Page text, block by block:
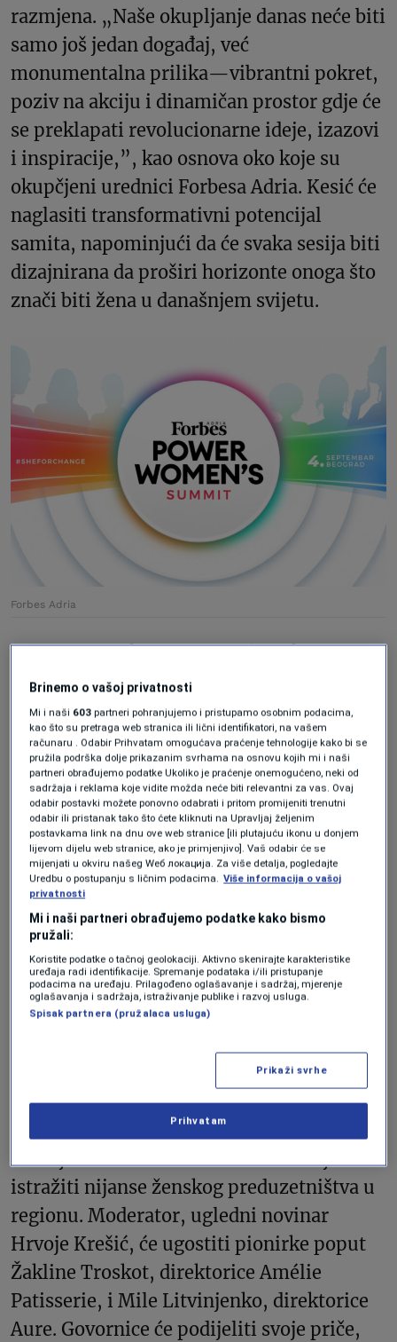
razmjena. „Naše okupljanje danas neće biti
samo još jedan događaj, već
monumentalna prilika—vibrantni pokret,
poziv na akciju i dinamičan prostor gdje će
se preklapati revolucionarne ideje, izazovi
i inspiracije,”, kao osnova oko koje su
okupčjeni urednici Forbesa Adria. Kesić će
naglasiti transformativni potencijal
samita, napominjući da će svaka sesija biti
dizajnirana da proširi horizonte onoga što
znači biti žena u današnjem svijetu.
Forbes Adria
Samit, prvi takve vrste u jadranskom
regionu, je pažljivo osmišljen da istakne
dostignuća i izazove žena u različitim
sektorima. Dan će započeti uvidom u panel
na kojem će učestvovati uredniceForbesa
iz Bosnei Hercegovine, Hrvatske, Crne
Gore, Srbije i Slovenije. Ove pionirke
Forbesove metodologije na zapadnom
Balkanu podijeliće svoja iskustva u rušenju
stereotipa i postavljanju novih standarda u
poslovnom novinarstvu.
Proslava ženskog
Jedna od najiščekivanijih sesija samita,
pod nazivom „Ona za preduzetništvo:
Postoji li razlika između svake zemlje?” će
istražiti nijanse ženskog preduzetništva u
regionu. Moderator, ugledni novinar
Hrvoje Krešić, će ugostiti pionirke poput
Žakline Troskot, direktorice Amélie
Patisserie, i Mile Litvinjenko, direktorice
Aure. Govornice će podijeliti svoje priče,
Brinemo o vašoj privatnosti
Mi i naši 603 partneri pohranjujemo i pristupamo osobnim podacima,
kao što su pretraga web stranica ili lični identifikatori, na vašem
računaru . Odabir Prihvatam omogućava praćenje tehnologije kako bi se
pružila podrška dolje prikazanim svrhama na osnovu kojih mi i naši
partneri obrađujemo podatke Ukoliko je praćenje onemogućeno, neki od
sadržaja i reklama koje vidite možda neće biti relevantni za vas. Ovaj
odabir postavki možete ponovno odabrati i pritom promijeniti trenutni
odabir ili pristanak tako što ćete kliknuti na Upravljaj željenim
postavkama link na dnu ove web stranice [ili plutajuću ikonu u donjem
lijevom dijelu web stranice, ako je primjenjivo]. Vaš odabir će se
mijenjati u okviru našeg Wеб локација. Za više detalja, pogledajte
Uredbu o postupanju s ličnim podacima. Više informacija o vašoj
privatnosti
Mi i naši partneri obrađujemo podatke kako bismo
pružali:
Koristite podatke o tačnoj geolokaciji. Aktivno skenirajte karakteristike
uređaja radi identifikacije. Spremanje podataka i/ili pristupanje
podacima na uređaju. Prilagođeno oglašavanje i sadržaj, mjerenje
oglašavanja i sadržaja, istraživanje publike i razvoj usluga.
Spisak partnera (pružalaca usluga)
Prikaži svrhe
Prihvatam